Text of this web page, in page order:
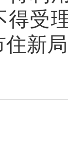
得受
住新